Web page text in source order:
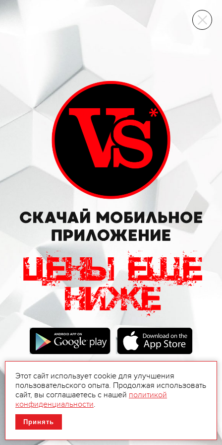
ВИННЫЙ СКЛАД
Этот сайт использует cookie для улучшения
пользовательского опыта. Продолжая использовать
сайт, вы соглашаетесь с нашей политикой
конфиденциальности.
Принять